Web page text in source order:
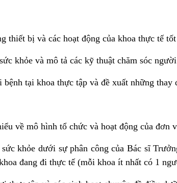
bị và các hoạt động của khoa thực tế
khỏe và mô tả các kỹ thuật chăm sóc
tại khoa thực tập và đề xuất những
về mô hình tổ chức và hoạt động của đơn
khỏe dưới sự phân công của Bác sĩ
đang đi thực tế (mỗi khoa ít nhất có 1